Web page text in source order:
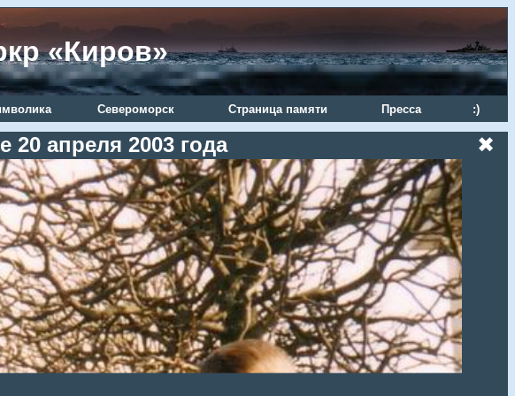
«Киров»
Североморск Страница памяти Пресса :)
20 апреля 2003 года ✖